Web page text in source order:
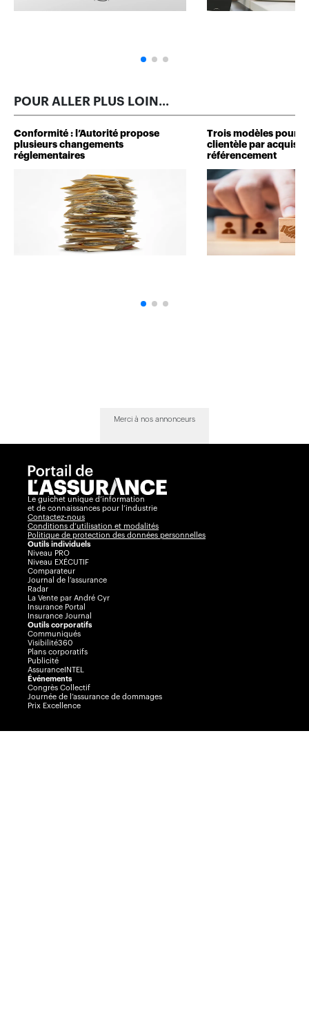
POUR ALLER PLUS LOIN...
Conformité : l’Autorité propose
plusieurs changements
réglementaires
Trois modèles pour
clientèle par
référencement
Merci à nos annonceurs
Le guichet unique d’information
et de connaissances pour l’industrie
Contactez-nous
Conditions d’utilisation et modalités
Politique de protection des données personnelles
Outils individuels
Niveau PRO
Niveau EXÉCUTIF
Comparateur
Journal de l’assurance
Radar
La Vente par André Cyr
Insurance Portal
Insurance Journal
Outils corporatifs
Communiqués
Visibilité360
Plans corporatifs
Publicité
AssuranceINTEL
Événements
Congrès Collectif
Journée de l’assurance de dommages
Prix Excellence